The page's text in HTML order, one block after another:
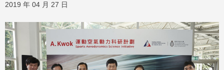
2019 年 04 月 27 日